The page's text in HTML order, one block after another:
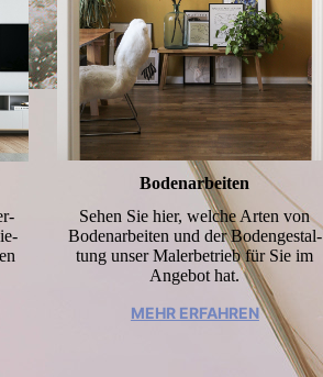
Bodenarbeiten
Sehen Sie hier, welche Arten von
Bodenarbeiten und der Boden­gestal­
tung unser Malerbetrieb für Sie im
Angebot hat.
MEHR ERFAHREN